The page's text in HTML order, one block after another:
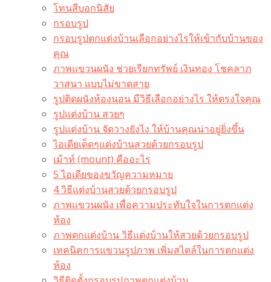
โทนสีบอกนิสัย
กรอบรูป
กรอบรูปตกแต่งบ้านเลือกอย่างไรให้เข้ากับบ้านของ
คุณ
ภาพแขวนผนัง ช่วยเรียกทรัพย์ เงินทอง โชคลาภ
วาสนา แบบไม่ขาดสาย
รูปติดผนังห้องนอน มีวิธีเลือกอย่างไร ให้ตรงใจคุณ
รูปแต่งบ้าน สวยๆ
รูปแต่งบ้าน จัดวางยังไง ให้บ้านคุณน่าอยู่ยิ่งขึ้น
ไอเดียเด็ดๆแต่งบ้านสวยด้วยกรอบรูป
เม้าท์ (mount) คืออะไร​
5 ไอเดียของขวัญความหมาย
4 วิธีแต่งบ้านสวยด้วยกรอบรูป
ภาพแขวนผนัง เพื่อความประทับใจในการตกแต่ง
ห้อง
ภาพตกแต่งบ้าน วิธีแต่งบ้านให้สวยด้วยกรอบรูป
เทคนิคการแขวนรูปภาพ เพิ่มสไตล์ในการตกแต่ง
ห้อง